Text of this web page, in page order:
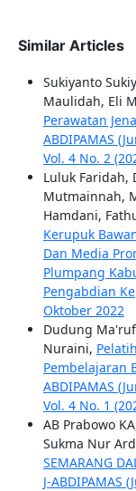
Similar Articles
Sukiyanto
Maulidah, Eli
Perawatan
ABDIPAMAS
Vol. 4 No. 2
Luluk Faridah,
Mutmainnah,
Hamdani,
Kerupuk
Dan Media
Plumpang
Pengabdian
Oktober 2022
Dudung
Nuraini,
Pembelajaran
ABDIPAMAS
Vol. 4 No. 1
AB Prabowo
Sukma Nur
SEMARANG
J-ABDIPAMAS